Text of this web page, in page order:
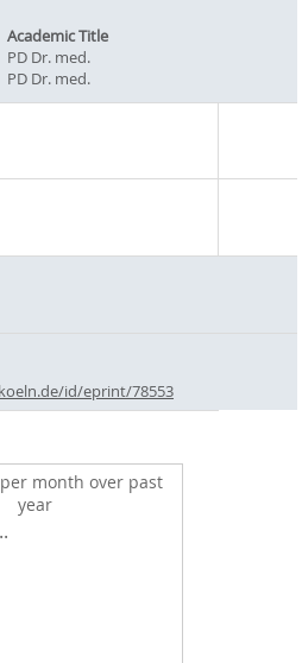
Academic Title
PD Dr. med.
PD Dr. med.
id/eprint/78553
month over past
year